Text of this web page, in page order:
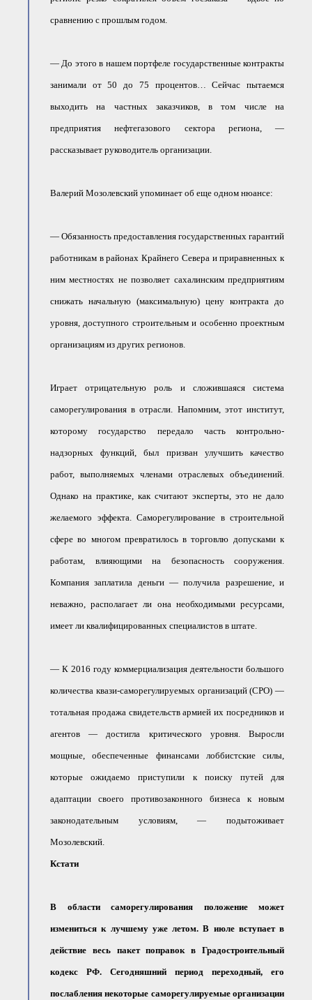
сравнению с прошлым годом.
— До этого в нашем портфеле государственные контракты
занимали от 50 до 75 процентов… Сейчас пытаемся
выходить на частных заказчиков, в том числе на
предприятия нефтегазового сектора региона, —
рассказывает руководитель организации.
Валерий Мозолевский упоминает об еще одном нюансе:
— Обязанность предоставления государственных гарантий
работникам в районах Крайнего Севера и приравненных к
ним местностях не позволяет сахалинским предприятиям
снижать начальную (максимальную) цену контракта до
уровня, доступного строительным и особенно проектным
организациям из других регионов.
Играет отрицательную роль и сложившаяся система
саморегулирования в отрасли. Напомним, этот институт,
которому государство передало часть контрольно-
надзорных функций, был призван улучшить качество
работ, выполняемых членами отраслевых объединений.
Однако на практике, как считают эксперты, это не дало
желаемого эффекта. Саморегулирование в строительной
сфере во многом превратилось в торговлю допусками к
работам, влияющими на безопасность сооружения.
Компания заплатила деньги — получила разрешение, и
неважно, располагает ли она необходимыми ресурсами,
имеет ли квалифицированных специалистов в штате.
— К 2016 году коммерциализация деятельности большого
количества квази-саморегулируемых организаций (СРО) —
тотальная продажа свидетельств армией их посредников и
агентов — достигла критического уровня. Выросли
мощные, обеспеченные финансами лоббистские силы,
которые ожидаемо приступили к поиску путей для
адаптации своего противозаконного бизнеса к новым
законодательным условиям, — подытоживает
Мозолевский.
Кстати
В области саморегулирования положение может
измениться к лучшему уже летом. В июле вступает в
действие весь пакет поправок в Градостроительный
кодекс РФ. Сегодняшний период переходный, его
послабления некоторые саморегулируемые организации